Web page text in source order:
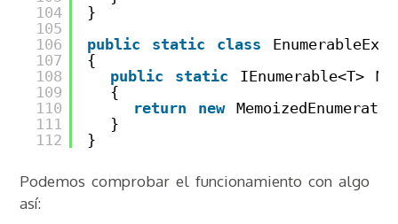
104
105
106
107
108
109
110
111
112
}
public
static class
{
public
static
IEnumerable<T>
{
return
new
}
}
Podemos comprobar el funcionamiento con algo
así: